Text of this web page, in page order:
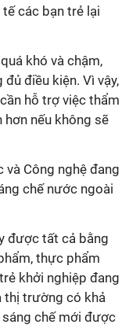
các bạn trẻ lại
khó và chậm,
điều kiện. Vì vậy,
hỗ trợ việc thẩm
hơn nếu không sẽ
và Công nghệ đang
chế nước ngoài
được tất cả bằng
thực phẩm
khởi nghiệp đang
thị trường có khả
sáng chế mới được